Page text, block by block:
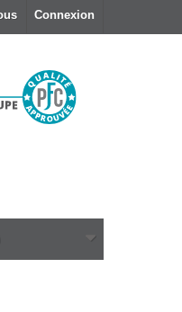
Connexion